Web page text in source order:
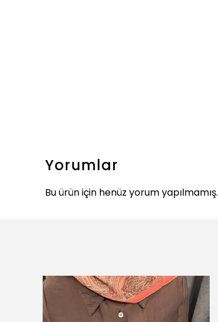
Yorumlar
Bu ürün için henüz yorum yapılmamış.